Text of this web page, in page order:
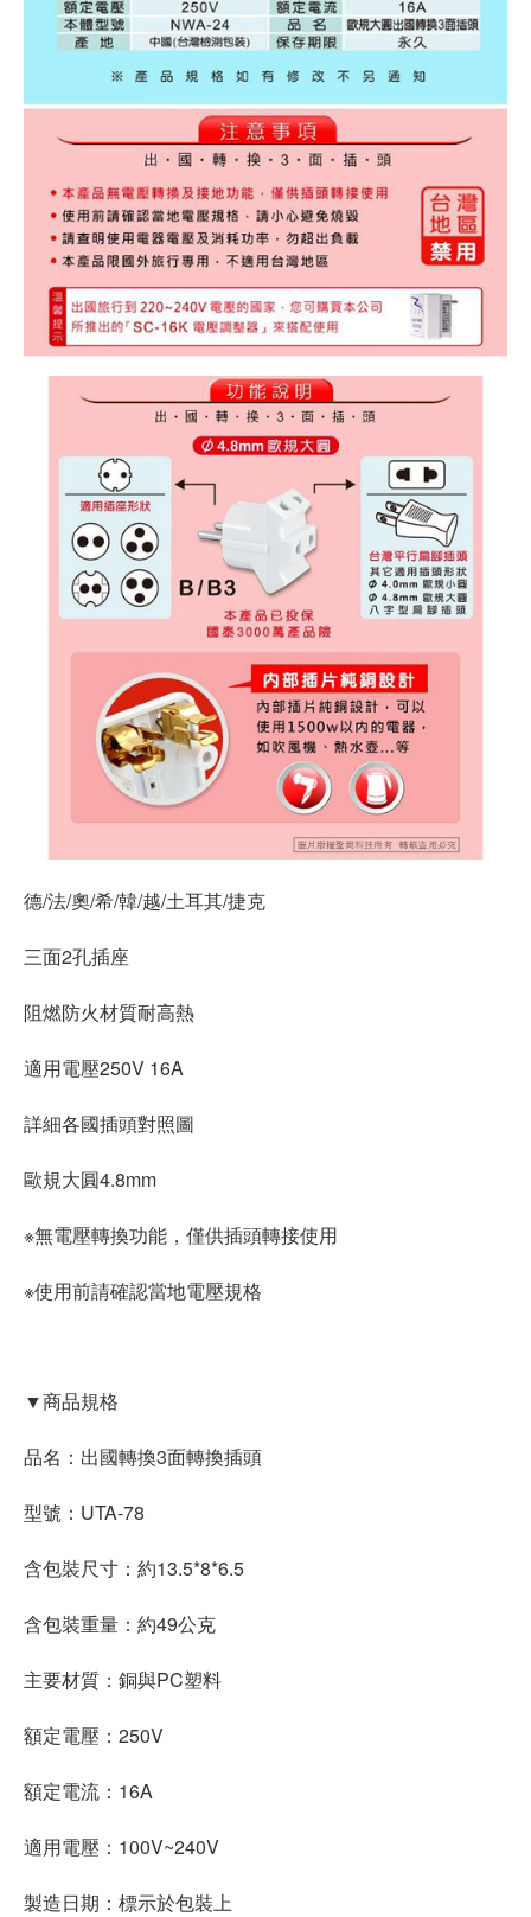
德/法/奧/希/韓/越/土耳其/捷克
三面2孔插座
阻燃防火材質耐高熱
適用電壓250V 16A
詳細各國插頭對照圖
歐規大圓4.8mm
※無電壓轉換功能，僅供插頭轉接使用
※使用前請確認當地電壓規格
▼商品規格
品名：出國轉換3面轉換插頭
型號：UTA-78
含包裝尺寸：約13.5*8*6.5
含包裝重量：約49公克
主要材質：銅與PC塑料
額定電壓：250V
額定電流：16A
適用電壓：100V~240V
製造日期：標示於包裝上